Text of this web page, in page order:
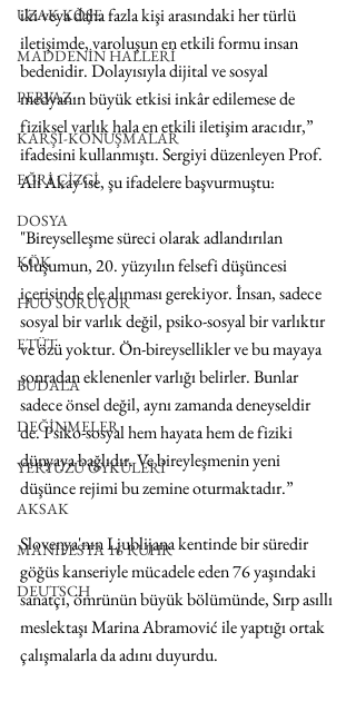
UZAK KÖŞE
MADDENİN HALLERİ
PERVAZ
KARŞI-KONUŞMALAR
EĞRİ ÇİZGİ
DOSYA
KÖK
HUO SORUYOR
ETÜT
BUDALA
DEĞİNMELER
YERYÜZÜ ÖYKÜLERİ
AKSAK
MANIFESTA 16 RUHR
DEUTSCH
iki veya daha fazla kişi arasındaki her türlü
iletişimde, varoluşun en etkili formu insan
bedenidir. Dolayısıyla dijital ve sosyal
medyanın büyük etkisi inkâr edilemese de
fiziksel varlık hala en etkili iletişim aracıdır,”
ifadesini kullanmıştı. Sergiyi düzenleyen Prof.
Ali Akay ise, şu ifadelere başvurmuştu:
"Bireyselleşme süreci olarak adlandırılan
oluşumun, 20. yüzyılın felsefi düşüncesi
içerisinde ele alınması gerekiyor. İnsan, sadece
sosyal bir varlık değil, psiko-sosyal bir varlıktır
ve özü yoktur. Ön-bireysellikler ve bu mayaya
sonradan eklenenler varlığı belirler. Bunlar
sadece önsel değil, aynı zamanda deneyseldir
de. Psiko-sosyal hem hayata hem de fiziki
dünyaya bağlıdır. Ve bireyleşmenin yeni
düşünce rejimi bu zemine oturmaktadır.”
Slovenya'nın Ljublijana kentinde bir süredir
göğüs kanseriyle mücadele eden 76 yaşındaki
sanatçı, ömrünün büyük bölümünde, Sırp asıllı
meslektaşı Marina Abramović ile yaptığı ortak
çalışmalarla da adını duyurdu.